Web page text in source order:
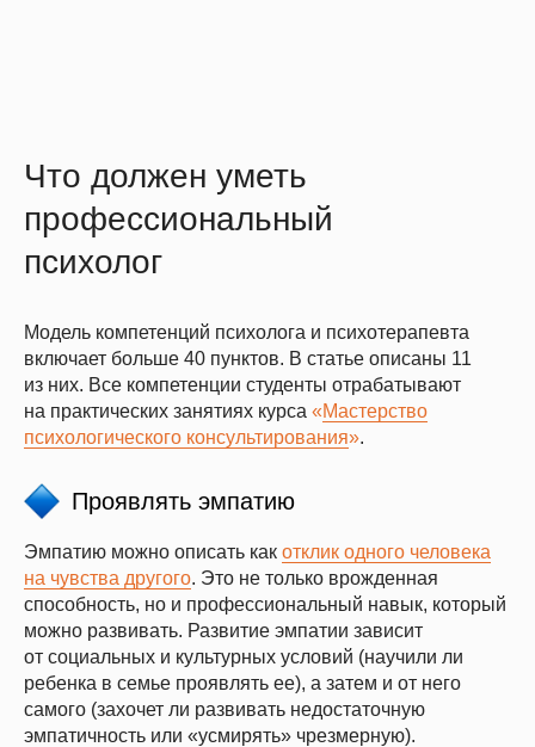
Что должен уметь
профессиональный
психолог
Модель компетенций психолога и психотерапевта
включает больше 40 пунктов. В статье описаны 11
из них. Все компетенции студенты отрабатывают
на практических занятиях курса «Мастерство
психологического консультирования».
Проявлять эмпатию
Эмпатию можно описать как отклик одного человека
на чувства другого. Это не только врожденная
способность, но и профессиональный навык, который
можно развивать. Развитие эмпатии зависит
от социальных и культурных условий (научили ли
ребенка в семье проявлять ее), а затем и от него
самого (захочет ли развивать недостаточную
эмпатичность или «усмирять» чрезмерную).